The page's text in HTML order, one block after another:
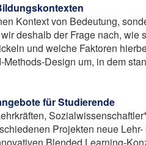
Kontext von Bedeutung,
deshalb der Frage nach, wie
und welche Faktoren
Design um, in dem
für Studierende
Projekten neue Lehr-